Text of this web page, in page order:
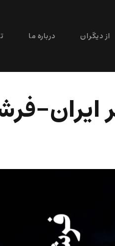
از دیگران درباره ما
ایران-